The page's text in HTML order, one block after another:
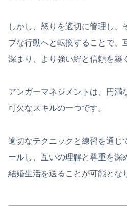
しかし、怒りを適切に管理し、
ブな行動へと転換することで、
深まり、より強い絆と信頼を築
アンガーマネジメントは、円満
可欠なスキルの一つです。
適切なテクニックと練習を通じ
ールし、互いの理解と尊重を深
結婚生活を送ることが可能とな